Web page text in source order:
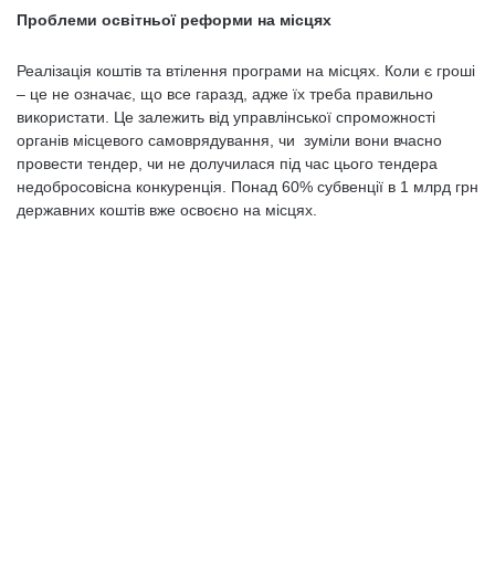
Проблеми освітньої реформи на місцях
Реалізація коштів та втілення програми на місцях. Коли є гроші
– це не означає, що все гаразд, адже їх треба правильно
використати. Це залежить від управлінської спроможності
органів місцевого самоврядування, чи зуміли вони вчасно
провести тендер, чи не долучилася під час цього тендера
недобросовісна конкуренція. Понад 60% субвенції в 1 млрд грн
державних коштів вже освоєно на місцях.